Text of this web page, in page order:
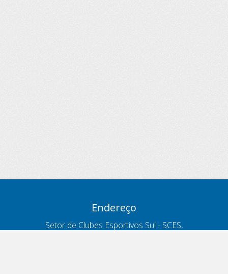
Endereço
Setor de Clubes Esportivos Sul - SCES,